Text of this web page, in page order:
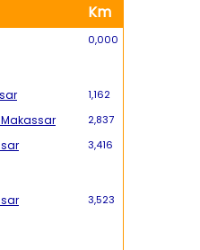
Km
0,000
1,162
2,837
3,416
3,523